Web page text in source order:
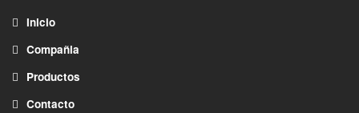
Inicio
Compañia
Productos
Contacto